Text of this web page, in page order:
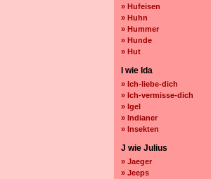
» Hufeisen
» Huhn
» Hummer
» Hunde
» Hut
I wie Ida
» Ich-liebe-dich
» Ich-vermisse-dich
» Igel
» Indianer
» Insekten
J wie Julius
» Jaeger
» Jeeps